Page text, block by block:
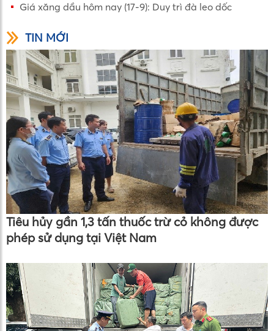
Giá xăng dầu hôm nay (17-9): Duy trì đà leo dốc
TIN MỚI
Tiêu hủy gần 1,3 tấn thuốc trừ cỏ không được
phép sử dụng tại Việt Nam